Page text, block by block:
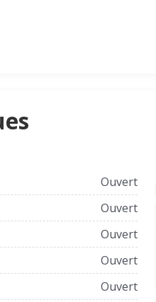
Ouvert
Ouvert
Ouvert
Ouvert
Ouvert